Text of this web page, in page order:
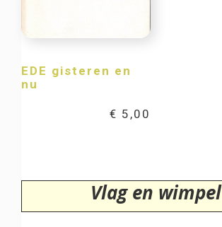
EDE gisteren en
nu
€ 5,00
Vlag en wimpel